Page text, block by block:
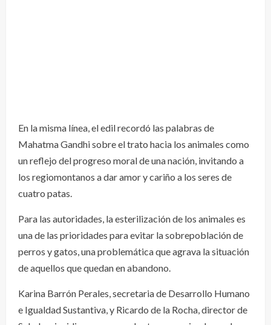
En la misma línea, el edil recordó las palabras de
Mahatma Gandhi sobre el trato hacia los animales como
un reflejo del progreso moral de una nación, invitando a
los regiomontanos a dar amor y cariño a los seres de
cuatro patas.
Para las autoridades, la esterilización de los animales es
una de las prioridades para evitar la sobrepoblación de
perros y gatos, una problemática que agrava la situación
de aquellos que quedan en abandono.
Karina Barrón Perales, secretaria de Desarrollo Humano
e Igualdad Sustantiva, y Ricardo de la Rocha, director de